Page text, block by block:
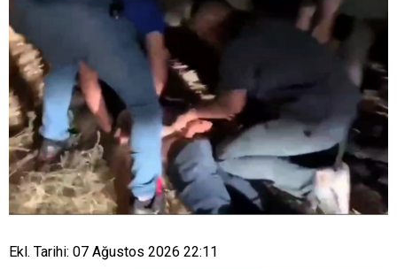
Ekl. Tarihi: 07 Ağustos 2026 22:11